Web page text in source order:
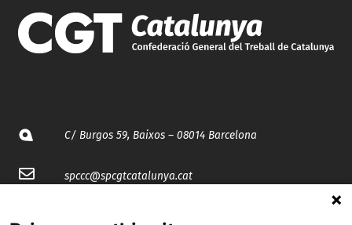
C/ Burgos 59, Baixos – 08014 Barcelona
spccc@spcgtcatalunya.cat